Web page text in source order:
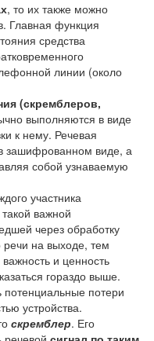
, то их также можно
Главная функция
средства
линии (около
(скремблеров,
выполняются в виде
к нему. Речевая
зашифрованном виде, а
собой узнаваемую
участника
важной
через обработку
на выходе, тем
и ценность
гораздо выше.
потенциальные потери
устройства.
скремблер. Его